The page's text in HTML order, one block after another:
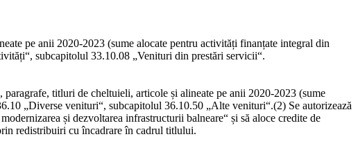
pe anii 2020-2023 (sume alocate pentru activități finanțate integral din
subcapitolul 33.10.08 „Venituri din prestări servicii“.
titluri de cheltuieli, articole și alineate pe anii 2020-2023 (sume
„Diverse venituri“, subcapitolul 36.10.50 „Alte venituri“.(2) Se autorizează
și dezvoltarea infrastructurii balneare“ și să aloce credite de
redistribuiri cu încadrare în cadrul titlului.